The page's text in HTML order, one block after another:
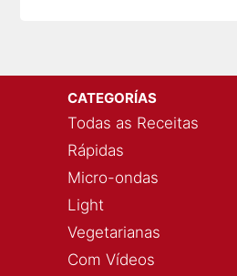
CATEGORÍAS
Todas as Receitas
Rápidas
Micro-ondas
Light
Vegetarianas
Com Vídeos